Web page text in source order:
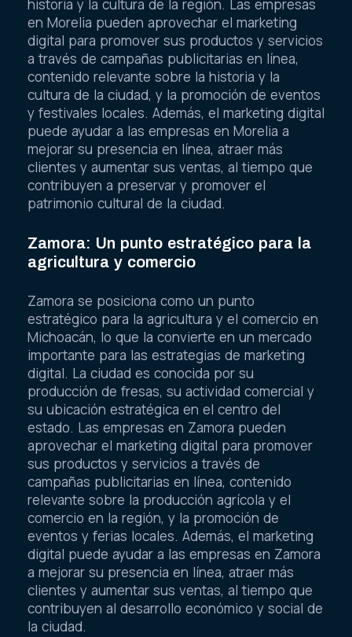
historia y la cultura de la región. Las empresas
en Morelia pueden aprovechar el marketing
digital para promover sus productos y servicios
a través de campañas publicitarias en línea,
contenido relevante sobre la historia y la
cultura de la ciudad, y la promoción de eventos
y festivales locales. Además, el marketing digital
puede ayudar a las empresas en Morelia a
mejorar su presencia en línea, atraer más
clientes y aumentar sus ventas, al tiempo que
contribuyen a preservar y promover el
patrimonio cultural de la ciudad.
Zamora: Un punto estratégico para la
agricultura y comercio
Zamora se posiciona como un punto
estratégico para la agricultura y el comercio en
Michoacán, lo que la convierte en un mercado
importante para las estrategias de marketing
digital. La ciudad es conocida por su
producción de fresas, su actividad comercial y
su ubicación estratégica en el centro del
estado. Las empresas en Zamora pueden
aprovechar el marketing digital para promover
sus productos y servicios a través de
campañas publicitarias en línea, contenido
relevante sobre la producción agrícola y el
comercio en la región, y la promoción de
eventos y ferias locales. Además, el marketing
digital puede ayudar a las empresas en Zamora
a mejorar su presencia en línea, atraer más
clientes y aumentar sus ventas, al tiempo que
contribuyen al desarrollo económico y social de
la ciudad.